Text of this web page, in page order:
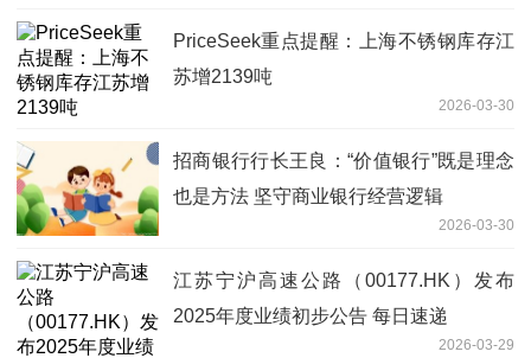
PriceSeek重点提醒：上海不锈钢库存江
苏增2139吨
2026-03-30
招商银行行长王良：“价值银行”既是理念
也是方法 坚守商业银行经营逻辑
2026-03-30
江苏宁沪高速公路（00177.HK）发布
2025年度业绩初步公告 每日速递
2026-03-29